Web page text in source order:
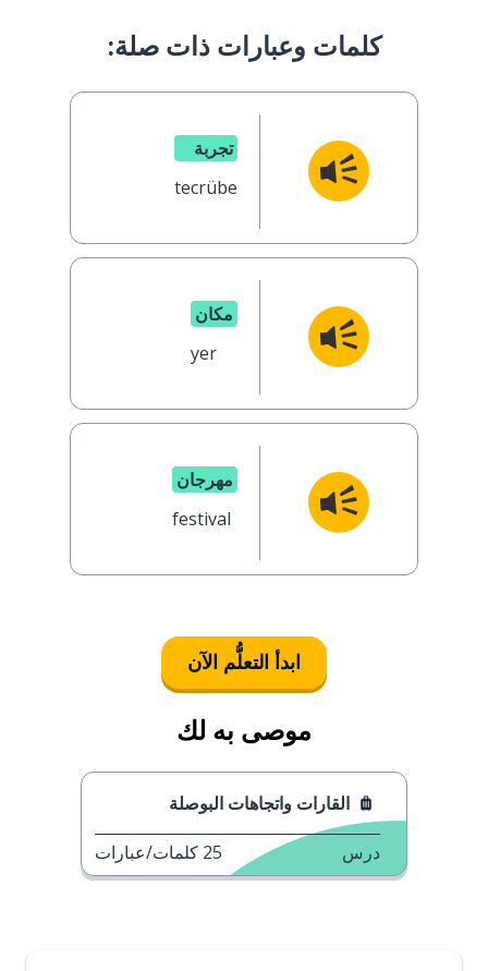
كلمات وعبارات ذات صلة:
تجربة
tecrübe
مكان
yer
مهرجان
festival
ابدأ التعلُّم الآن
موصى به لك
القارات واتجاهات البوصلة
درس 25 كلمات/عبارات